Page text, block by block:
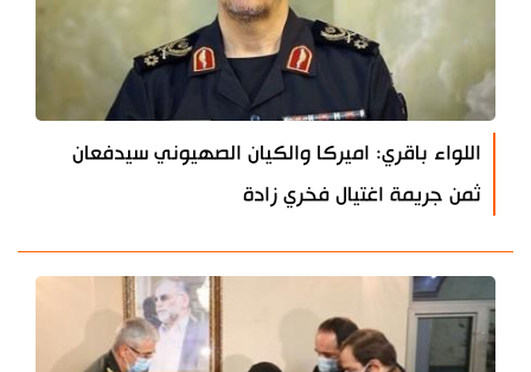
اللواء باقري: اميركا والكيان الصهيوني سيدفعان
ثمن جريمة اغتيال فخري زادة